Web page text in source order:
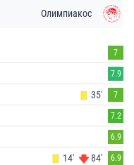
Олимпиакос
7
7.9
35' 7
7.2
6.9
14' 84' 6.9